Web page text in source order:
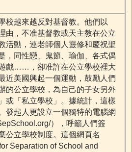
校越來越反對基督教。他們以
由，不准基督教或天主教在公立
活動，連老師個人靈修和慶祝聖
，同性戀、鬼節、瑜伽、各式偶
戲……，卻准許在公立學校裡大
近美國興起一個運動，鼓勵人們
的公立學校，為自己的子女另外
或「私立學校」。據統計，這樣
發起人更設立一個獨特的電腦網
），呼籲人們簽
公立學校制度。這個網頁名
Separation of School and